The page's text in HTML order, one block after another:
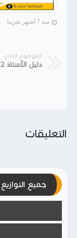
منذ 7 أشهر تقريبا
الموضوع التالي
دليل الأستاذ guide de l'enseignant coquelicot CE2
التعليقات
جميع